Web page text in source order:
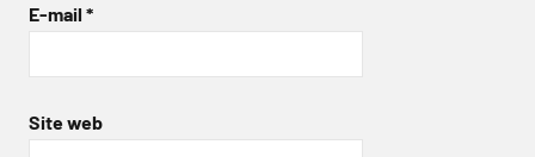
E-mail *
Site web